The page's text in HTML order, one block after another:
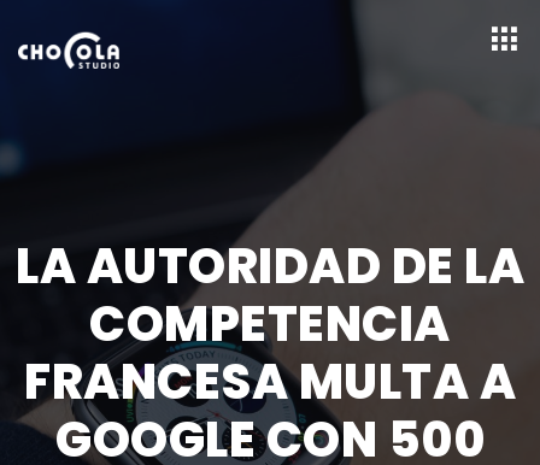
LA AUTORIDAD DE LA
COMPETENCIA
FRANCESA MULTA A
GOOGLE CON 500